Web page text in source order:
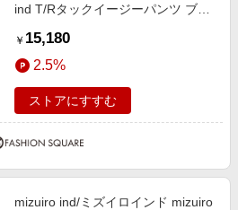
ind T/Rタックイージーパンツ ブラ
￥ 15,180
2.5%
ストアにすすむ
mizuiro ind/ミズイロインド mizuiro